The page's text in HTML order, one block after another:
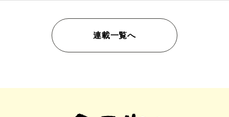
連載一覧へ